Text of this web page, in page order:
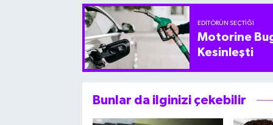
EDITÖRÜN SEÇTIĞI
Motorine
Kesinleşti
Bunlar da ilginizi çekebilir